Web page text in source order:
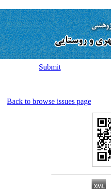
Submit
Back to browse issues page